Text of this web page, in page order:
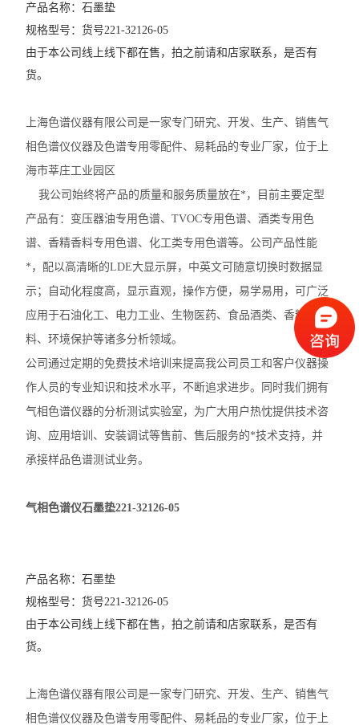
产品名称：石墨垫
规格型号：货号221-32126-05
由于本公司线上线下都在售，拍之前请和店家联系，是否有
货。
上海色谱仪器有限公司是一家专门研究、开发、生产、销售气
相色谱仪仪器及色谱专用零配件、易耗品的专业厂家，位于上
海市莘庄工业园区
我公司始终将产品的质量和服务质量放在*，目前主要定型
产品有：变压器油专用色谱、TVOC专用色谱、酒类专用色
谱、香精香料专用色谱、化工类专用色谱等。公司产品性能
*，配以高清晰的LDE大显示屏，中英文可随意切换时数据显
示；自动化程度高，显示直观，操作方便，易学易用，可广泛
应用于石油化工、电力工业、生物医药、食品酒类、香精香
料、环境保护等诸多分析领域。
公司通过定期的免费技术培训来提高我公司员工和客户仪器操
作人员的专业知识和技术水平，不断追求进步。同时我们拥有
气相色谱仪器的分析测试实验室，为广大用户热忱提供技术咨
询、应用培训、安装调试等售前、售后服务的*技术支持，并
承接样品色谱测试业务。
气相色谱仪石墨垫221-32126-05
产品名称：石墨垫
规格型号：货号221-32126-05
由于本公司线上线下都在售，拍之前请和店家联系，是否有
货。
上海色谱仪器有限公司是一家专门研究、开发、生产、销售气
相色谱仪仪器及色谱专用零配件、易耗品的专业厂家，位于上